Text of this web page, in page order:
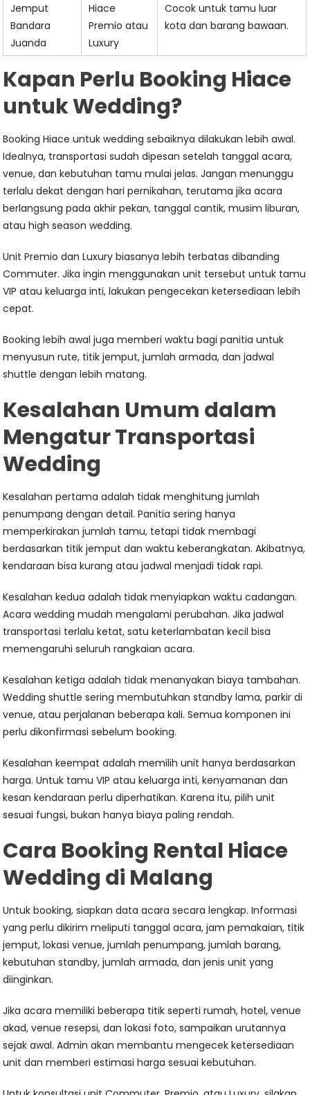
Jemput
Bandara
Juanda
Hiace
Premio atau
Luxury
Cocok untuk tamu luar
kota dan barang bawaan.
Kapan Perlu Booking Hiace
untuk Wedding?
Booking Hiace untuk wedding sebaiknya dilakukan lebih awal.
Idealnya, transportasi sudah dipesan setelah tanggal acara,
venue, dan kebutuhan tamu mulai jelas. Jangan menunggu
terlalu dekat dengan hari pernikahan, terutama jika acara
berlangsung pada akhir pekan, tanggal cantik, musim liburan,
atau high season wedding.
Unit Premio dan Luxury biasanya lebih terbatas dibanding
Commuter. Jika ingin menggunakan unit tersebut untuk tamu
VIP atau keluarga inti, lakukan pengecekan ketersediaan lebih
cepat.
Booking lebih awal juga memberi waktu bagi panitia untuk
menyusun rute, titik jemput, jumlah armada, dan jadwal
shuttle dengan lebih matang.
Kesalahan Umum dalam
Mengatur Transportasi
Wedding
Kesalahan pertama adalah tidak menghitung jumlah
penumpang dengan detail. Panitia sering hanya
memperkirakan jumlah tamu, tetapi tidak membagi
berdasarkan titik jemput dan waktu keberangkatan. Akibatnya,
kendaraan bisa kurang atau jadwal menjadi tidak rapi.
Kesalahan kedua adalah tidak menyiapkan waktu cadangan.
Acara wedding mudah mengalami perubahan. Jika jadwal
transportasi terlalu ketat, satu keterlambatan kecil bisa
memengaruhi seluruh rangkaian acara.
Kesalahan ketiga adalah tidak menanyakan biaya tambahan.
Wedding shuttle sering membutuhkan standby lama, parkir di
venue, atau perjalanan beberapa kali. Semua komponen ini
perlu dikonfirmasi sebelum booking.
Kesalahan keempat adalah memilih unit hanya berdasarkan
harga. Untuk tamu VIP atau keluarga inti, kenyamanan dan
kesan kendaraan perlu diperhatikan. Karena itu, pilih unit
sesuai fungsi, bukan hanya biaya paling rendah.
Cara Booking Rental Hiace
Wedding di Malang
Untuk booking, siapkan data acara secara lengkap. Informasi
yang perlu dikirim meliputi tanggal acara, jam pemakaian, titik
jemput, lokasi venue, jumlah penumpang, jumlah barang,
kebutuhan standby, jumlah armada, dan jenis unit yang
diinginkan.
Jika acara memiliki beberapa titik seperti rumah, hotel, venue
akad, venue resepsi, dan lokasi foto, sampaikan urutannya
sejak awal. Admin akan membantu mengecek ketersediaan
unit dan memberi estimasi harga sesuai kebutuhan.